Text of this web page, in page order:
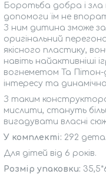
Боротьба добра і зла
допомоги їм не
З ним дитина зможе
оригінальний
якісного пластику,
навіть найактивніші
вогнеметом Та
інтересу та
З таким
мислити, стануть
вигадувати власні
У комплекті: 292
Для дітей від 6 років.
Розмір упаковки: